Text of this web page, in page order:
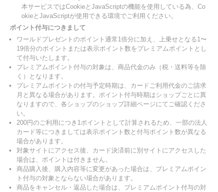
本サービスではCookieとJavaScriptの機能を使用している為、Co
okieとJavaScriptが使用できる環境でご利用ください。
ポイント付与につきまして
ワールドプレゼントのポイント通常1倍分に加え、上乗せとなる1〜
19倍分のポイントまたは表示ポイント数をプレミアムポイントとし
て付与いたします。
プレミアムポイント付与の対象は、商品代金のみ（税・送料等を除
く）となります。
プレミアムポイントの付与予定時期は、カードご利用代金のご請求
月と異なる場合があります。ポイント付与時期はショップごとに異
なりますので、各ショップのショップ詳細ページにてご確認くださ
い。
200円のご利用につき1ポイントとして計算されるため、一部の法人
カード等につきましては表示ポイント数と付与ポイント数が異なる
場合があります。
対象サイトにアクセス後、カード決済前に別サイトにアクセスした
場合は、ポイントは付きません。
商品購入後、購入内容等に変更があった場合は、プレミアムポイン
ト付与の対象とならない場合があります。
商品をキャンセル・返品した場合は、プレミアムポイント付与の対